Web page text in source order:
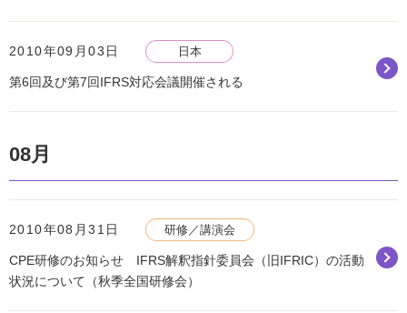
2010年09月03日 日本
第6回及び第7回IFRS対応会議開催される
08月
2010年08月31日 研修／講演会
CPE研修のお知らせ IFRS解釈指針委員会（旧IFRIC）の活動
状況について（秋季全国研修会）